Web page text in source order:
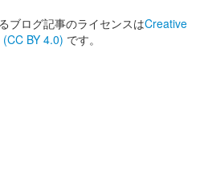
ブログ記事のライセンスはCreative
BY 4.0) です。